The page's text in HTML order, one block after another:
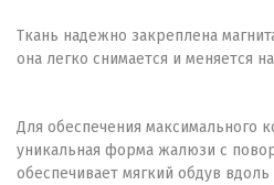
Ткань надежно закреплена
она легко снимается и меняется
Для обеспечения максимального
уникальная форма жалюзи с
обеспечивает мягкий обдув